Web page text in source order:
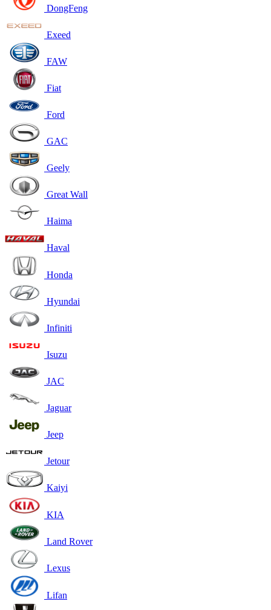
DongFeng
Exeed
FAW
Fiat
Ford
GAC
Geely
Great Wall
Haima
Haval
Honda
Hyundai
Infiniti
Isuzu
JAC
Jaguar
Jeep
Jetour
Kaiyi
KIA
Land Rover
Lexus
Lifan